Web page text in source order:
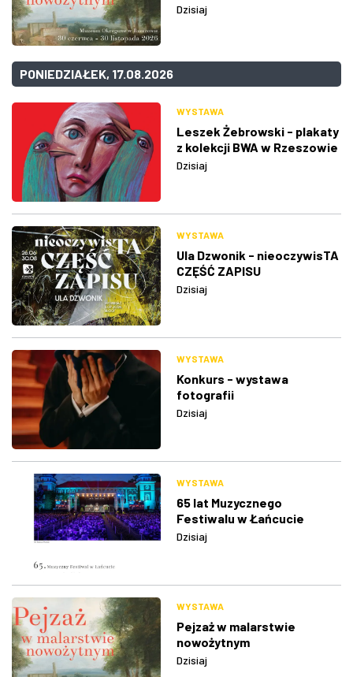
Dzisiaj
PONIEDZIAŁEK, 17.08.2026
WYSTAWA
Leszek Żebrowski - plakaty
z kolekcji BWA w Rzeszowie
Dzisiaj
WYSTAWA
Ula Dzwonik - nieoczywisTA
CZĘŚĆ ZAPISU
Dzisiaj
WYSTAWA
Konkurs - wystawa
fotografii
Dzisiaj
WYSTAWA
65 lat Muzycznego
Festiwalu w Łańcucie
Dzisiaj
WYSTAWA
Pejzaż w malarstwie
nowożytnym
Dzisiaj